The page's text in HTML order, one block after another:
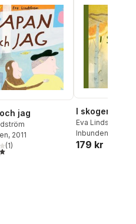
jag
, 2011
5 stjärnor. Totalt antal röster:
(1)
I skogen
Eva Lindström
Inbunden
179 kr